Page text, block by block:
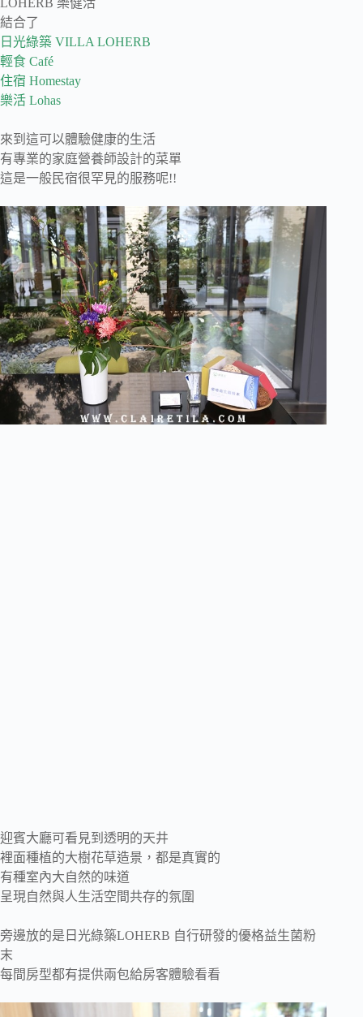
LOHERB 樂健活
結合了
日光綠築 VILLA LOHERB
輕食 Café
住宿 Homestay
樂活 Lohas
來到這可以體驗健康的生活
有專業的家庭營養師設計的菜單
這是一般民宿很罕見的服務呢!!
迎賓大廳可看見到透明的天井
裡面種植的大樹花草造景，都是真實的
有種室內大自然的味道
呈現自然與人生活空間共存的氛圍
旁邊放的是日光綠築LOHERB 自行研發的優格益生菌粉
末
每間房型都有提供兩包給房客體驗看看